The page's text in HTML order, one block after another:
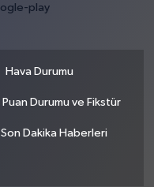
Hava Durumu
Puan Durumu ve Fikstür
Son Dakika Haberleri